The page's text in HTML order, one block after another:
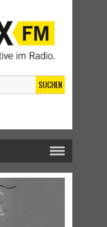
SUCHEN